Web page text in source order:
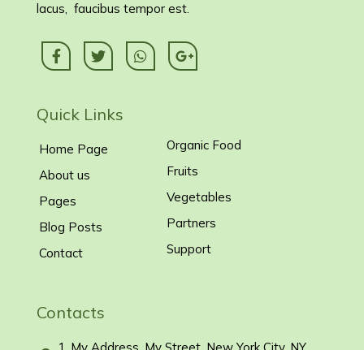
lacus, faucibus tempor est.
Quick Links
Home Page
About us
Pages
Blog Posts
Contact
Organic Food
Fruits
Vegetables
Partners
Support
Contacts